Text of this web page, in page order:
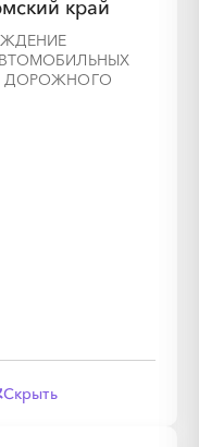
край
ДОРОЖНОГО
Скрыть